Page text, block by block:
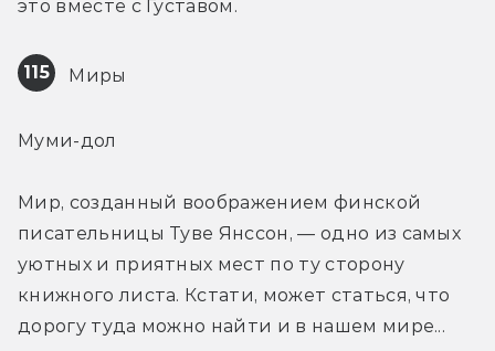
это вместе с Густавом.
115 Миры
Муми-дол
Мир, созданный воображением финской
писательницы Туве Янссон, — одно из самых
уютных и приятных мест по ту сторону
книжного листа. Кстати, может статься, что
дорогу туда можно найти и в нашем мире...